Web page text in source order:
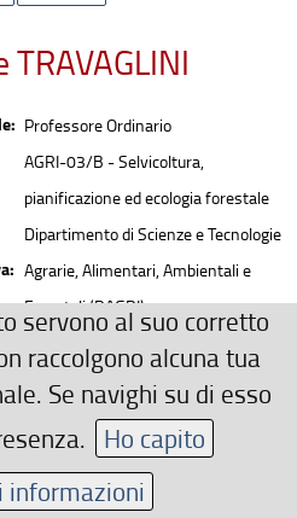
TRAVAGLINI
Professore Ordinario
AGRI-03/B - Selvicoltura,
pianificazione ed ecologia forestale
Dipartimento di Scienze e Tecnologie
Agrarie, Alimentari, Ambientali e
Forestali (DAGRI)
servono al suo corretto
raccolgono alcuna tua
Se navighi su di esso
Ho capito
informazioni